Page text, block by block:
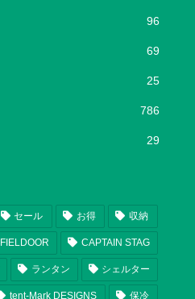
96
69
25
786
29
セール お得 収納
FIELDOOR CAPTAIN STAG
ランタン シェルター
tent-Mark DESIGNS 保冷